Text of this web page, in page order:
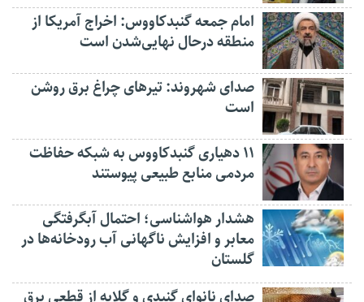
امام جمعه گنبدکاووس: اخراج آمریکا از
منطقه درحال نهایی‌شدن است
صدای شهروند: تیرهای چراغ برق روشن
است
۱۱ دهیاری گنبدکاووس به شبکه حفاظت
مردمی منابع طبیعی پیوستند
هشدار هواشناسی؛ احتمال آبگرفتگی
معابر و افزایش ناگهانی آب رودخانه‌ها در
گلستان